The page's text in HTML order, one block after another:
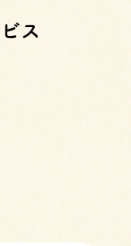
ス